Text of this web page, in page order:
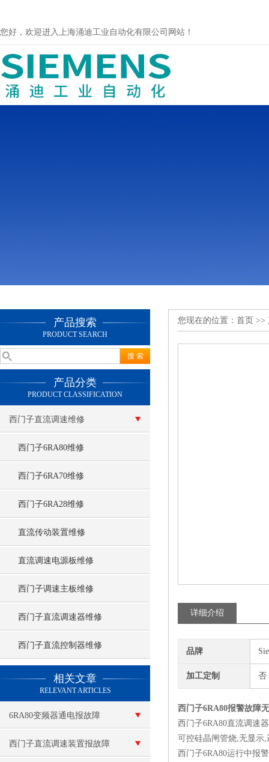
您好，欢迎进入上海涌迪工业自动化有限公司网站！
产品搜索
PRODUCT SEARCH
产品分类
PRODUCT CLASSIFICATION
西门子直流调速维修
西门子6RA80维修
西门子6RA70维修
西门子6RA28维修
直流传动装置维修
直流调速电源板维修
西门子调速主板维修
西门子直流调速器维修
西门子直流控制器维修
相关文章
RELEVANT ARTICLES
6RA80变频器通电报故障
F60100
西门子直流调速装置报故障
您现在的位置： 首页 >>
详细介绍
品牌
加工定制 否
西门子6RA80报警故障
西门子6RA80直流调速
可控硅晶闸管烧,无显示
西门子6RA80运行中报